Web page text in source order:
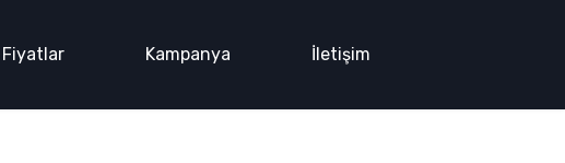
Fiyatlar Kampanya İletişim